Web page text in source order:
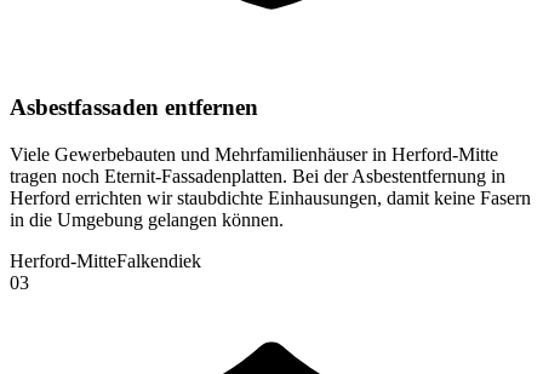
Asbestfassaden entfernen
Viele Gewerbebauten und Mehrfamilienhäuser in Herford-Mitte
tragen noch Eternit-Fassadenplatten. Bei der Asbestentfernung in
Herford errichten wir staubdichte Einhausungen, damit keine Fasern
in die Umgebung gelangen können.
Herford-MitteFalkendiek
03